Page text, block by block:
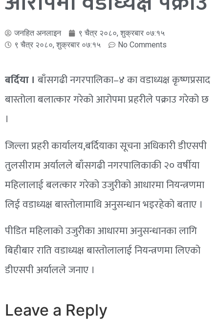
जनहित अनलाइन
९ चैत्र २०८०, शुक्रबार ०७:१५
९ चैत्र २०८०, शुक्रबार ०७:१५
No Comments
बर्दिया । बाँसगढी नगरपालिका–४ का वडाध्यक्ष कृष्णप्रसाद
बास्तोला बलात्कार गरेको आरोपमा प्रहरीले पक्राउ गरेको छ
।
जिल्ला प्रहरी कार्यालय,बर्दियाका सूचना अधिकारी डीएसपी
तुलसीराम अर्यालले बाँसगढी नगरपालिकाकी २० वर्षीया
महिलालाई बलत्कार गरेको उजुरीको आधारमा नियन्त्रणमा
लिई वडाध्यक्ष बास्तोलामाथि अनुसन्धान भइरहेको बताए ।
पीडित महिलाको उजुरीका आधारमा अनुसन्धानका लागि
बिहीबार राति वडाध्यक्ष बास्तोलालाई नियन्त्रणमा लिएको
डीएसपी अर्यालले जनाए ।
Leave a Reply